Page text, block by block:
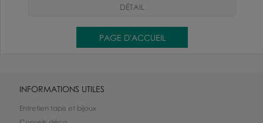
INFORMATIONS UTILES
Entretien tapis et bijoux